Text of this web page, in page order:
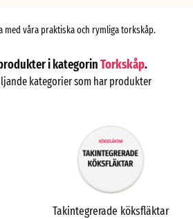
med våra praktiska och rymliga torkskåp.
i kategorinTorkskåp.
kategorier som har produkter
Takintegrerade köksfläktar